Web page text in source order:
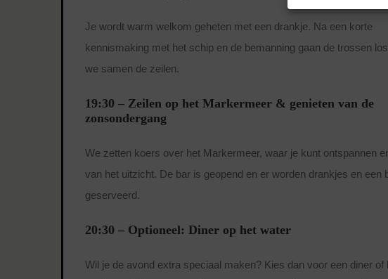
Je wordt warm welkom geheten met een drankje. Na een korte
kennismaking met het schip en de bemanning gaan de trossen
we samen de zeilen.
19:30 – Zeilen op het Markermeer & genieten van de
zonsondergang
We zetten koers over het Markermeer, waar je kunt ontspannen
van het uitzicht. De bar is geopend en er worden drankjes en een
geserveerd.
20:30 – Optioneel: Diner op het water
Wil je de avond extra speciaal maken? Kies dan voor een diner of